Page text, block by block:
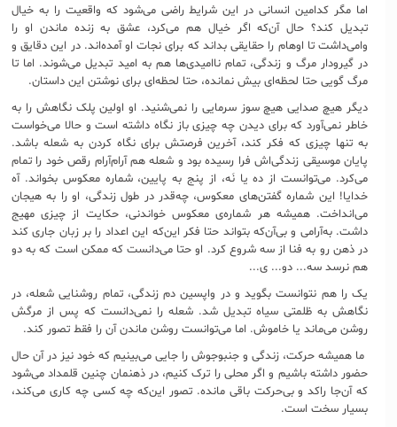
اما مگر کدامین انسانی در این شرایط راضی می‌شود که واقعیت را به خیال
تبدیل کند؟ حال آن‌که اگر خیال هم می‌کرد، عشق به زنده ماندن او را
وامی‌داشت تا اوهام را حقایقی بداند که برای نجات او آمده‌اند. در این دقایق و
در گیرودار مرگ و زندگی، تمام ناامیدی‌ها هم به امید تبدیل می‌شوند. اما تا
مرگ گویی حتا لحظه‌ای بیش نمانده، حتا لحظه‌ای برای نوشتن این داستان.
دیگر هیچ صدایی هیچ سوز سرمایی را نمی‌شنید. او اولین پلک نگاهش را به
خاطر نمی‌آورد که برای دیدن چه چیزی باز نگاه داشته است و حالا می‌خواست
به تنها چیزی که فکر کند، آخرین فرصتش برای نگاه کردن به شعله باشد.
پایان موسیقی زندگی‌اش فرا رسیده بود و شعله هم آرام‌آرام رقص خود را تمام
می‌کرد. می‌توانست از ده یا نَه، از پنج به پایین، شماره معکوس بخواند. آه
خدایا! این شماره گفتن‌های معکوس، چه‌قدر در طول زندگی، او را به هیجان
می‌انداخت. همیشه هر شماره‌ی معکوس خواندنی، حکایت از چیزی مهیج
داشت. به‌آرامی و بی‌آن‌که بتواند حتا فکر این‌که این اعداد را بر زبان جاری کند
در ذهن رو به فنا از سه شروع کرد. او حتا می‌دانست که ممکن است که به دو
هم نرسد سه... دو... ی...
یک را هم نتوانست بگوید و در واپسین دم زندگی، تمام روشنایی شعله، در
نگاهش به ظلمتی سیاه تبدیل شد. شعله را نمی‌دانست که پس از مرگش
روشن می‌ماند یا خاموش. اما می‌توانست روشن ماندن آن را فقط تصور کند.
ما همیشه حرکت، زندگی و جنب​وجوش را جایی می‌بینیم که خود نیز در آن حال
حضور داشته باشیم و اگر محلی را ترک کنیم، در ذهن​مان چنین قلمداد می‌شود
که آن‌جا راکد و بی‌حرکت باقی مانده. تصور این‌که چه کسی چه کاری می‌کند،
بسیار سخت است.